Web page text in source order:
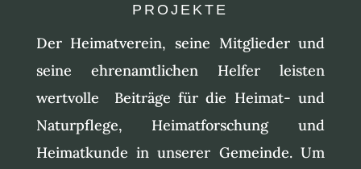
PROJEKTE
Der Heimatverein, seine Mitglieder und
seine ehrenamtlichen Helfer leisten
wertvolle Beiträge für die Heimat- und
Naturpflege, Heimatforschung und
Heimatkunde in unserer Gemeinde. Um